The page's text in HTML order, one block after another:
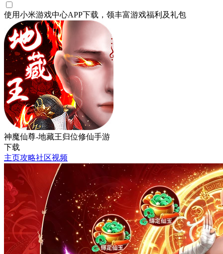
使用小米游戏中心APP下载 ，领丰富游戏福利 及礼包
神魔仙尊-地藏王归位修仙手游
下载
主页攻略社区视频